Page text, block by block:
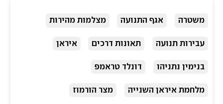
משטרה אגף התנועה מצלמות מהירות
עבירות תנועה תאונות דרכים איראן
בנימין נתניהו דונלד טראמפ
מלחמת איראן השנייה מצר הורמוז